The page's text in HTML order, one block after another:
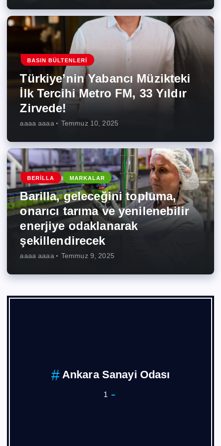
BASIN BÜLTENLERI
Türkiye’nin Yabancı Müzikteki
İlk Tercihi Metro FM, 33 Yıldır
Zirvede!
aaaa aaaa Temmuz 10, 2025
BERILLA MARKALAR
Barilla, geleceğini topluma,
onarıcı tarıma ve yenilenebilir
enerjiye odaklanarak
şekillendirecek
aaaa aaaa Temmuz 9, 2025
Ankara Sanayi Odası
1